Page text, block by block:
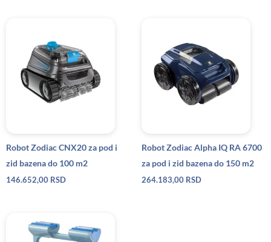
Robot Zodiac CNX20 za pod i
zid bazena do 100 m2
146.652,00 RSD
Robot Zodiac Alpha IQ RA 6700
za pod i zid bazena do 150 m2
264.183,00 RSD